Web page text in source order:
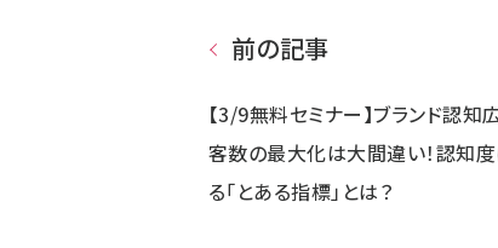
前の記事
【3/9無料セミナー】ブランド認知
客数の最大化は大間違い！認知
る「とある指標」とは？